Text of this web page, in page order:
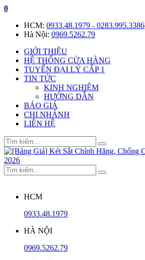
0
HCM: 0933.48.1979 - 0283.995.3386
Hà Nội: 0969.5262.79
GIỚI THIỆU
HỆ THỐNG CỬA HÀNG
TUYỂN ĐẠI LÝ CẤP 1
TIN TỨC
KINH NGHIỆM
HƯỚNG DẪN
BÁO GIÁ
CHI NHÁNH
LIÊN HỆ
HCM
0933.48.1979
HÀ NỘI
0969.5262.79